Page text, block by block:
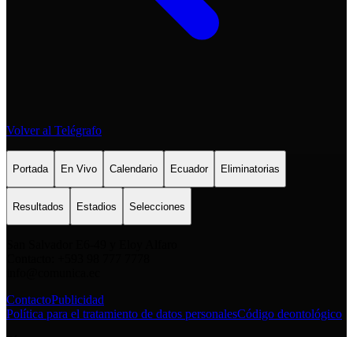
Volver al Telégrafo
Portada En Vivo Calendario Ecuador Eliminatorias
Resultados Estadios Selecciones
ContactoPublicidad
Política para el tratamiento de datos personalesCódigo deontológico